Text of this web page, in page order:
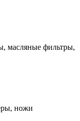
масляные фильтры,
ножи